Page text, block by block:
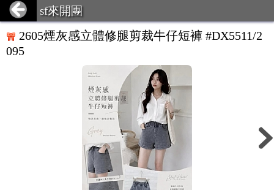
sf來開團
2605煙灰感立體修腿剪裁牛仔短褲 #DX5511/2
095